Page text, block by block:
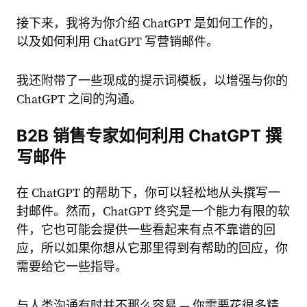
接下来，我将为你介绍 ChatGPT 是如何工作的，
以及如何利用 ChatGPT 写营销邮件。
我还附带了一些现成的提示词模板，以增强与你的
ChatGPT 之间的沟通。
B2B 销售专家如何利用 ChatGPT 撰
写邮件
在 ChatGPT 的帮助下，你可以轻松地从头撰写一
封邮件。然而，ChatGPT 终究是一个能力有限的软
件，它也可能会提供一些看起来有点不靠谱的回
应，所以如果你想从它那里得到有帮助的回应，你
需要给它一些指导。